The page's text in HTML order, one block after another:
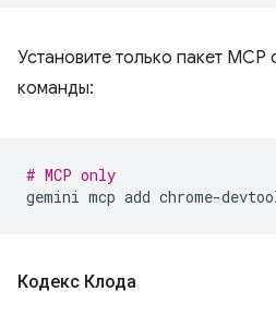
Установите только пакет
команды:
# MCP only
gemini mcp add chrome-
Кодекс Клода